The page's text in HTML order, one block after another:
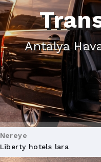
Antalya
Nereye